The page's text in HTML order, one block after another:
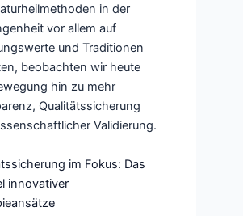
in der
vor allem auf
und Traditionen
beobachten wir heute
hin zu mehr
Qualitätssicherung
Validierung.
im Fokus: Das
innovativer